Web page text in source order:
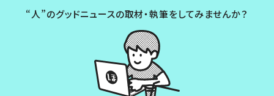
“人”のグッドニュースの取材・執筆をしてみませんか？